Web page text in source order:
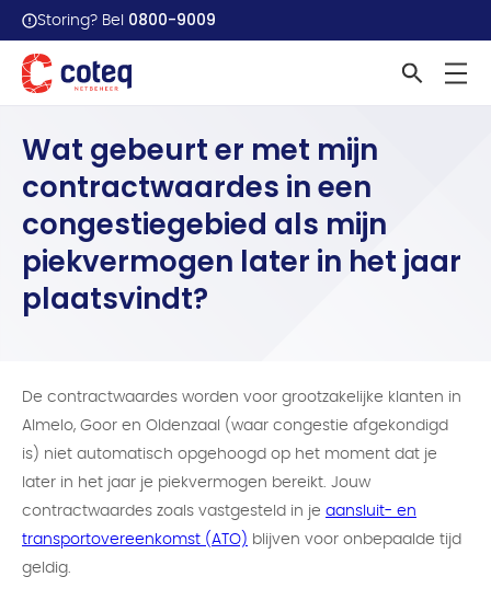
Storing? Bel 0800-9009
Home Veelgestelde vragen
Wat gebeurt er met mijn
contractwaardes in een
congestiegebied als mijn
piekvermogen later in het jaar
plaatsvindt?
De contractwaardes worden voor grootzakelijke klanten in
Almelo, Goor en Oldenzaal (waar congestie afgekondigd
is) niet automatisch opgehoogd op het moment dat je
later in het jaar je piekvermogen bereikt. Jouw
contractwaardes zoals vastgesteld in je aansluit- en
transportovereenkomst (ATO) blijven voor onbepaalde tijd
geldig.